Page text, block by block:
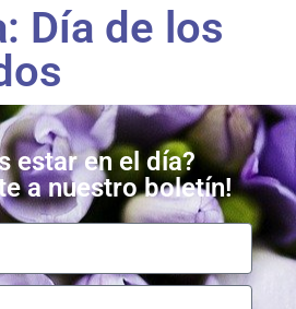
Día de los
estar en el día?
a nuestro boletín!